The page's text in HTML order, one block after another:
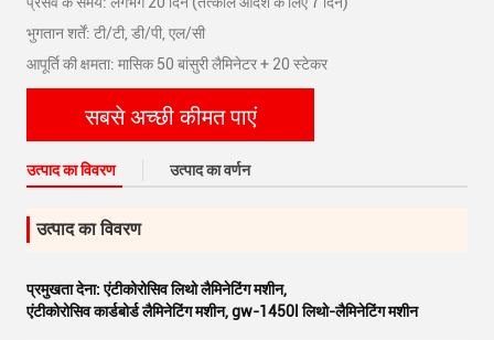
भुगतान शर्तें: टी/टी, डी/पी, एल/सी
आपूर्ति की क्षमता: मासिक 50 बांसुरी लैमिनेटर + 20 स्टेकर
सबसे अच्छी कीमत पाएं
उत्पाद का विवरण उत्पाद का वर्णन
उत्पाद का विवरण
प्रमुखता देना:एंटीकोरोसिव लिथो लैमिनेटिंग मशीन,
एंटीकोरोसिव कार्डबोर्ड लैमिनेटिंग मशीन,gw-1450l लिथो-लैमिनेटिंग मशीन